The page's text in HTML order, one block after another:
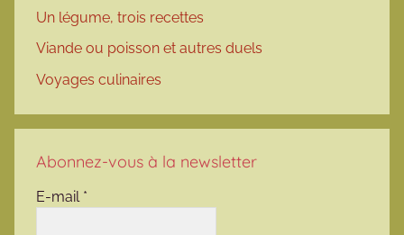
Un légume, trois recettes
Viande ou poisson et autres duels
Voyages culinaires
Abonnez-vous à la newsletter
E-mail *